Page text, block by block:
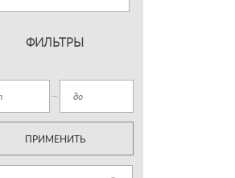
ФИЛЬТРЫ
ПРИМЕНИТЬ